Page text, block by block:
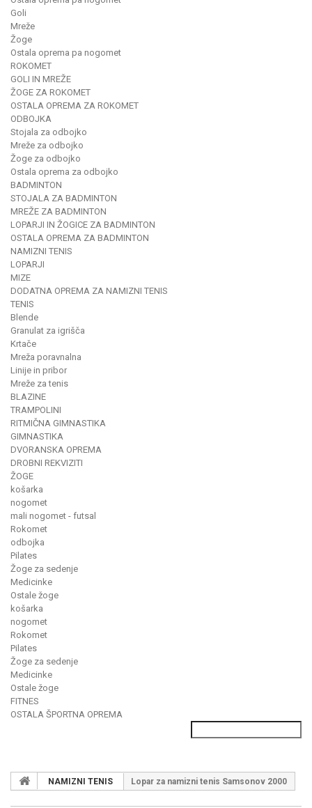
Goli
Mreže
Žoge
Ostala oprema pa nogomet
ROKOMET
GOLI IN MREŽE
ŽOGE ZA ROKOMET
OSTALA OPREMA ZA ROKOMET
ODBOJKA
Stojala za odbojko
Mreže za odbojko
Žoge za odbojko
Ostala oprema za odbojko
BADMINTON
STOJALA ZA BADMINTON
MREŽE ZA BADMINTON
LOPARJI IN ŽOGICE ZA BADMINTON
OSTALA OPREMA ZA BADMINTON
NAMIZNI TENIS
LOPARJI
MIZE
DODATNA OPREMA ZA NAMIZNI TENIS
TENIS
Blende
Granulat za igrišča
Krtače
Mreža poravnalna
Linije in pribor
Mreže za tenis
BLAZINE
TRAMPOLINI
RITMIČNA GIMNASTIKA
GIMNASTIKA
DVORANSKA OPREMA
DROBNI REKVIZITI
ŽOGE
košarka
nogomet
mali nogomet - futsal
Rokomet
odbojka
Pilates
Žoge za sedenje
Medicinke
Ostale žoge
košarka
nogomet
Rokomet
Pilates
Žoge za sedenje
Medicinke
Ostale žoge
FITNES
OSTALA ŠPORTNA OPREMA
NAMIZNI TENIS Lopar za namizni tenis Samsonov 2000